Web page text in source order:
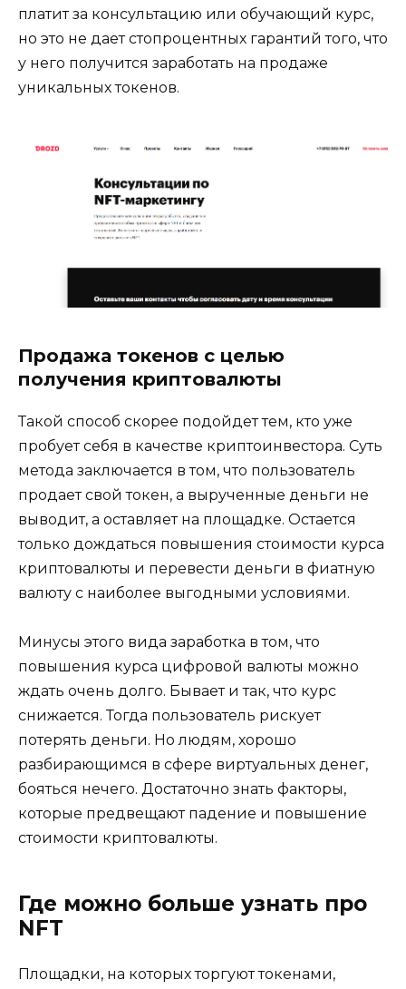
платит за консультацию или обучающий курс,
но это не дает стопроцентных гарантий того, что
у него получится заработать на продаже
уникальных токенов.
Продажа токенов с целью
получения криптовалюты
Такой способ скорее подойдет тем, кто уже
пробует себя в качестве криптоинвестора. Суть
метода заключается в том, что пользователь
продает свой токен, а вырученные деньги не
выводит, а оставляет на площадке. Остается
только дождаться повышения стоимости курса
криптовалюты и перевести деньги в фиатную
валюту с наиболее выгодными условиями.
Минусы этого вида заработка в том, что
повышения курса цифровой валюты можно
ждать очень долго. Бывает и так, что курс
снижается. Тогда пользователь рискует
потерять деньги. Но людям, хорошо
разбирающимся в сфере виртуальных денег,
бояться нечего. Достаточно знать факторы,
которые предвещают падение и повышение
стоимости криптовалюты.
Где можно больше узнать про
NFT
Площадки, на которых торгуют токенами,